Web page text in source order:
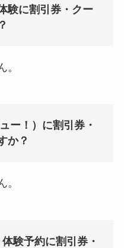
験に割引券・クー
。
ー！）に割引券・
か？
。
験予約に割引券・